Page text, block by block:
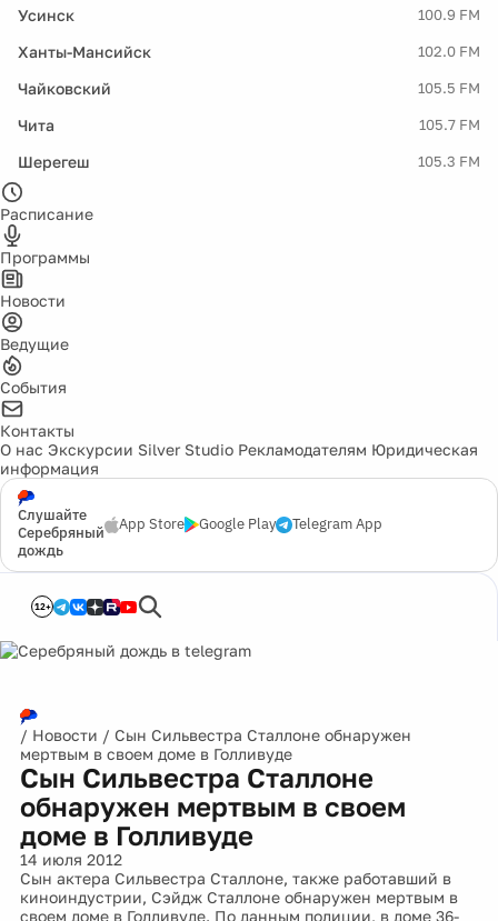
Усинск 100.9 FM
Ханты-Мансийск 102.0 FM
Чайковский 105.5 FM
Чита 105.7 FM
Шерегеш 105.3 FM
Расписание
Программы
Новости
Ведущие
События
Контакты
О нас Экскурсии Silver Studio Рекламодателям Юридическая
информация
Слушайте
Серебряный
дождь
App Store Google Play Telegram App
12+
/ Новости / Сын Сильвестра Сталлоне обнаружен
мертвым в своем доме в Голливуде
Сын Сильвестра Сталлоне
обнаружен мертвым в своем
доме в Голливуде
14 июля 2012
Сын актера Сильвестра Сталлоне, также работавший в
киноиндустрии, Сэйдж Сталлоне обнаружен мертвым в
своем доме в Голливуде. По данным полиции, в доме 36-